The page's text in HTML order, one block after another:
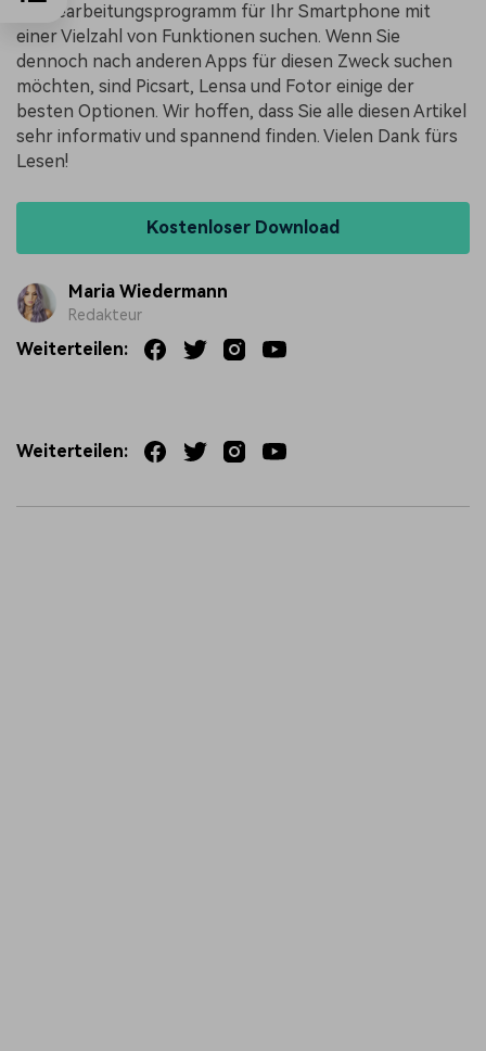
Bildbearbeitungsprogramm für Ihr Smartphone mit
einer Vielzahl von Funktionen suchen. Wenn Sie
dennoch nach anderen Apps für diesen Zweck suchen
möchten, sind Picsart, Lensa und Fotor einige der
besten Optionen. Wir hoffen, dass Sie alle diesen Artikel
sehr informativ und spannend finden. Vielen Dank fürs
Lesen!
Kostenloser Download
Maria Wiedermann
Redakteur
Weiterteilen:
Weiterteilen: